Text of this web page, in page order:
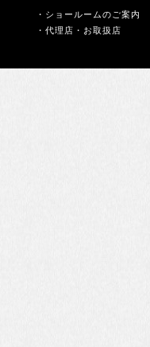
・ショールームのご案内
・代理店・お取扱店